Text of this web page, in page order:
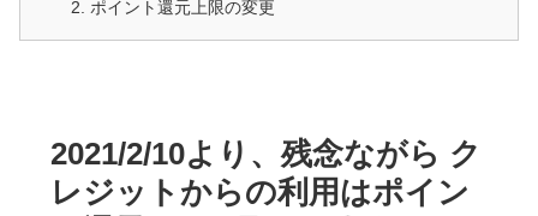
ポイント還元上限の変更
2021/2/10より、残念ながら ク
レジットからの利用はポイン